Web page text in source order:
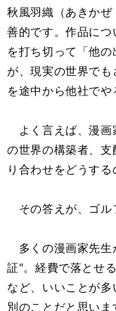
秋風羽織（あきか
善的です。作品に
を打ち切って「他
が、現実の世界で
を途中から他社でや
よく言えば、漫画
の世界の構築者、
り合わせをどうする
その答えが、ゴル
多くの漫画家先生
証"。経費で落とせ
など、いいことが多
別のことだと思いま